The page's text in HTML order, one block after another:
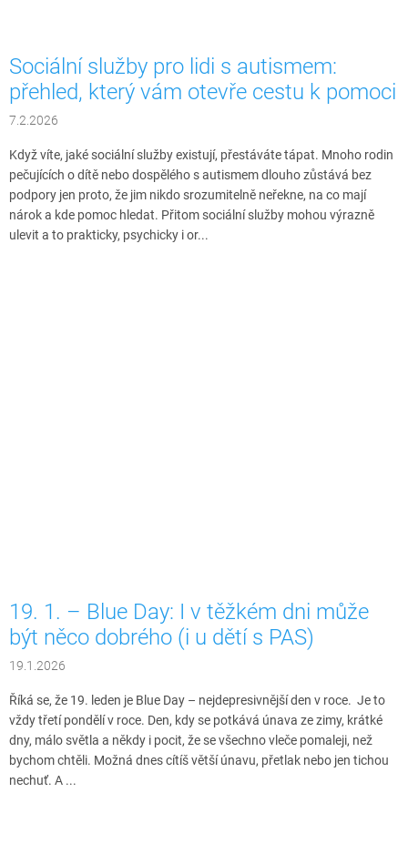
Sociální služby pro lidi s autismem:
přehled, který vám otevře cestu k pomoci
7.2.2026
Když víte, jaké sociální služby existují, přestáváte tápat. Mnoho rodin
pečujících o dítě nebo dospělého s autismem dlouho zůstává bez
podpory jen proto, že jim nikdo srozumitelně neřekne, na co mají
nárok a kde pomoc hledat. Přitom sociální služby mohou výrazně
ulevit a to prakticky, psychicky i or...
19. 1. – Blue Day: I v těžkém dni může
být něco dobrého (i u dětí s PAS)
19.1.2026
Říká se, že 19. leden je Blue Day – nejdepresivnější den v roce. Je to
vždy třetí pondělí v roce. Den, kdy se potkává únava ze zimy, krátké
dny, málo světla a někdy i pocit, že se všechno vleče pomaleji, než
bychom chtěli. Možná dnes cítíš větší únavu, přetlak nebo jen tichou
nechuť. A ...